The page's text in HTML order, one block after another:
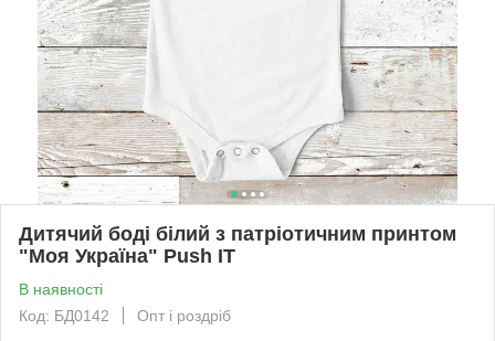
Дитячий боді білий з патріотичним принтом
"Моя Україна" Push IT
В наявності
Код: БД0142
Опт і роздріб